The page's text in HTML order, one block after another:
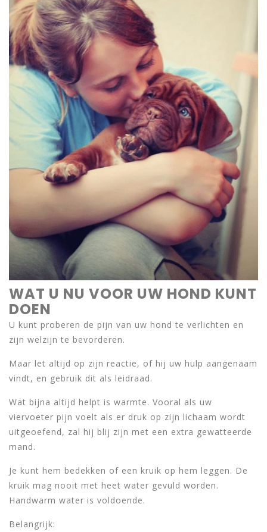
WAT U NU VOOR UW HOND KUNT
DOEN
U kunt proberen de pijn van uw hond te verlichten en
zijn welzijn te bevorderen.
Maar let altijd op zijn reactie, of hij uw hulp aangenaam
vindt, en gebruik dit als leidraad.
Wat bijna altijd helpt is warmte. Vooral als uw
viervoeter pijn voelt als er druk op zijn lichaam wordt
uitgeoefend, zal hij blij zijn met een extra gewatteerde
mand.
Je kunt hem bedekken of een kruik op hem leggen. De
kruik mag nooit met heet water gevuld worden.
Handwarm water is voldoende.
Belangrijk: